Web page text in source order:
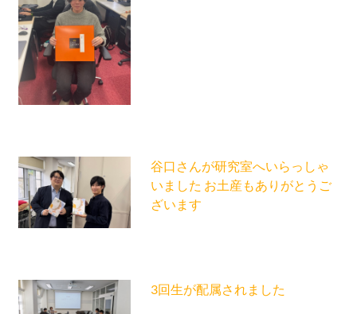
谷口さんが研究室へいらっしゃ
いました お土産もありがとうご
ざいます
3回生が配属されました